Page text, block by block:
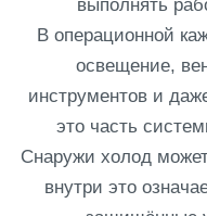
выполнять
В операционной
освещение,
инструментов и
это часть
Снаружи холод
внутри это